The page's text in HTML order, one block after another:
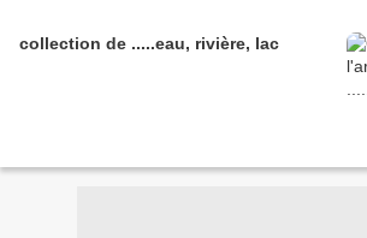
collection de .....eau, rivière, lac